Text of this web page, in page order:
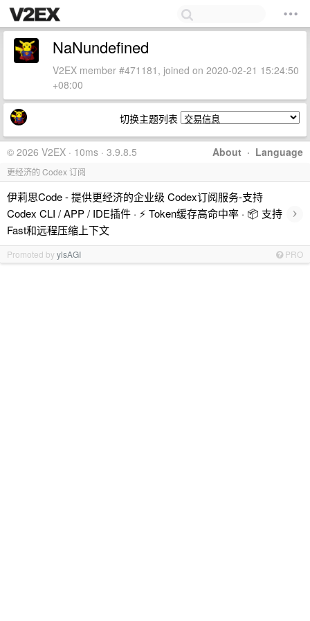
NaNundefined
V2EX member #471181, joined on 2020-02-21 15:24:50
+08:00
切换主题列表
About · Language
© 2026 V2EX · 10ms · 3.9.8.5
更经济的 Codex 订阅
伊莉思Code - 提供更经济的企业级 Codex订阅服务-支持
Codex CLI / APP / IDE插件 · ⚡️ Token缓存高命中率 · 📦 支持
Fast和远程压缩上下文
›
Promoted byylsAGI PRO